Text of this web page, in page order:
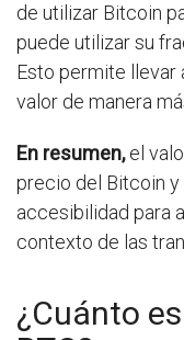
de utilizar Bitcoin
puede utilizar su
Esto permite llevar
valor de manera
En resumen,el
precio del Bitcoin
accesibilidad para
contexto de las
¿Cuánto